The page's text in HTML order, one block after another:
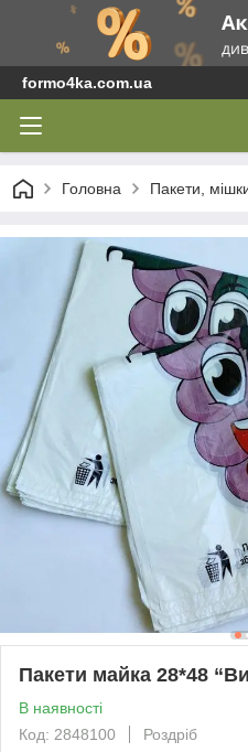
formo4ka.com.ua
Головна Пакети,
Пакети майка 28*48
В наявності
Код: 2848100
Роздріб